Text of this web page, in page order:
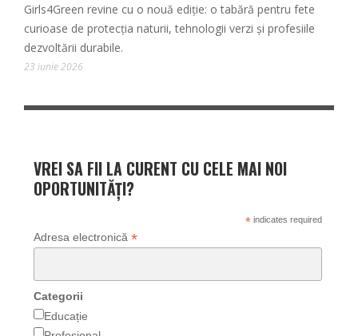
Girls4Green revine cu o nouă ediție: o tabără pentru fete
curioase de protecția naturii, tehnologii verzi și profesiile
dezvoltării durabile.
23 iunie 2026
VREI SA FII LA CURENT CU CELE MAI NOI
OPORTUNITĂȚI?
*indicates required
Adresa electronică *
Categorii
Educație